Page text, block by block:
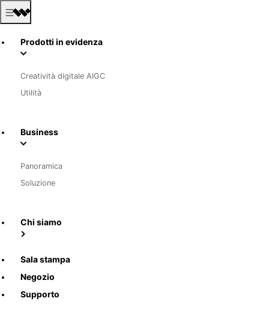
Prodotti in evidenza
Creatività digitale AIGC
Utilità
Business
Panoramica
Soluzione
Chi siamo
Sala stampa
Negozio
Supporto